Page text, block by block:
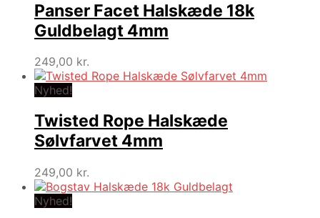
Panser Facet Halskæde 18k
Guldbelagt 4mm
249,00 kr.
Nyhed!
Twisted Rope Halskæde
Sølvfarvet 4mm
249,00 kr.
Nyhed!